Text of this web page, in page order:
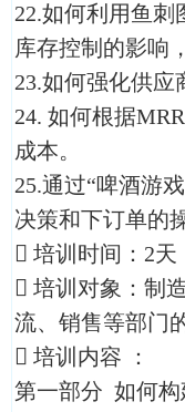
22.如何利用鱼
库存控制的影响
23.如何强化供
24. 如何根据
成本。
25.通过“啤酒游
决策和下订单的
 培训时间：2天
 培训对象：制
流、销售等部门
 培训内容
第一部分 如何